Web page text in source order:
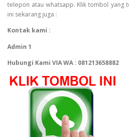
telepon atau whatsapp. Klik tombol yang
ini sekarang juga :
Kontak kami :
Admin 1
Hubungi Kami VIA WA : 081213658882